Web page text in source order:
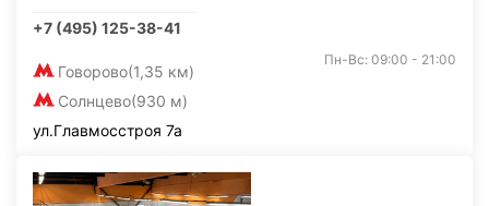
+7 (495) 125-38-41
Говорово(1,35 км)
Солнцево(930 м)
Пн-Вс: 09:00 - 21:00
ул.Главмосстроя 7а